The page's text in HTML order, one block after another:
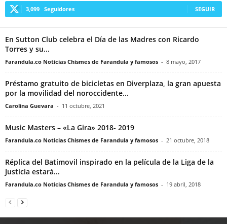
3,099 Seguidores SEGUIR
En Sutton Club celebra el Día de las Madres con Ricardo
Torres y su...
Farandula.co Noticias Chismes de Farandula y famosos - 8 mayo, 2017
Préstamo gratuito de bicicletas en Diverplaza, la gran apuesta
por la movilidad del noroccidente...
Carolina Guevara - 11 octubre, 2021
Music Masters – «La Gira» 2018- 2019
Farandula.co Noticias Chismes de Farandula y famosos - 21 octubre, 2018
Réplica del Batimovil inspirado en la película de la Liga de la
Justicia estará...
Farandula.co Noticias Chismes de Farandula y famosos - 19 abril, 2018